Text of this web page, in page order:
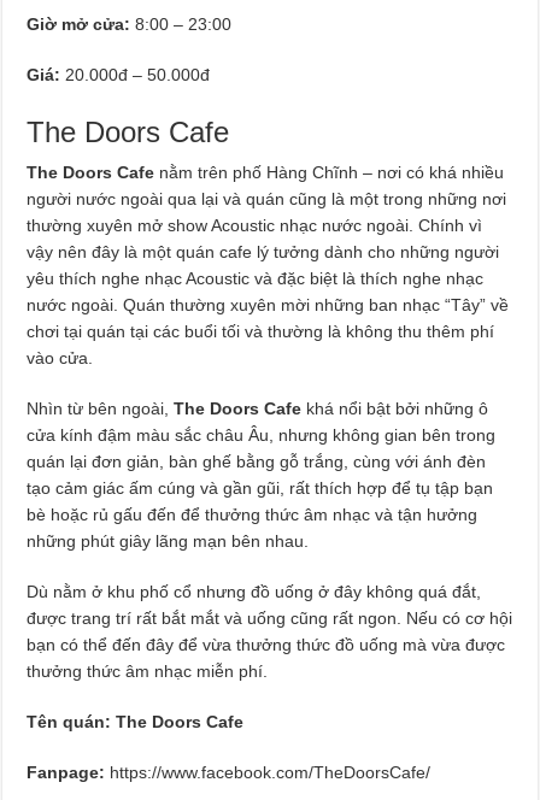
Giờ mở cửa:8:00 – 23:00
Giá: 20.000đ – 50.000đ
The Doors Cafe
The Doors Cafe nằm trên phố Hàng Chĩnh – nơi có khá nhiều
người nước ngoài qua lại và quán cũng là một trong những nơi
thường xuyên mở show Acoustic nhạc nước ngoài. Chính vì
vậy nên đây là một quán cafe lý tưởng dành cho những người
yêu thích nghe nhạc Acoustic và đặc biệt là thích nghe nhạc
nước ngoài. Quán thường xuyên mời những ban nhạc “Tây” về
chơi tại quán tại các buổi tối và thường là không thu thêm phí
vào cửa.
Nhìn từ bên ngoài, The Doors Cafe khá nổi bật bởi những ô
cửa kính đậm màu sắc châu Âu, nhưng không gian bên trong
quán lại đơn giản, bàn ghế bằng gỗ trắng, cùng với ánh đèn
tạo cảm giác ấm cúng và gần gũi, rất thích hợp để tụ tập bạn
bè hoặc rủ gấu đến để thưởng thức âm nhạc và tận hưởng
những phút giây lãng mạn bên nhau.
Dù nằm ở khu phố cổ nhưng đồ uống ở đây không quá đắt,
được trang trí rất bắt mắt và uống cũng rất ngon. Nếu có cơ hội
bạn có thể đến đây để vừa thưởng thức đồ uống mà vừa được
thưởng thức âm nhạc miễn phí.
Tên quán: The Doors Cafe
Fanpage: https://www.facebook.com/TheDoorsCafe/